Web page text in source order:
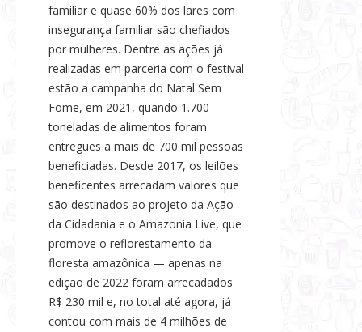
familiar e quase 60% dos lares com
insegurança familiar são chefiados
por mulheres. Dentre as ações já
realizadas em parceria com o festival
estão a campanha do Natal Sem
Fome, em 2021, quando 1.700
toneladas de alimentos foram
entregues a mais de 700 mil pessoas
beneficiadas. Desde 2017, os leilões
beneficentes arrecadam valores que
são destinados ao projeto da Ação
da Cidadania e o Amazonia Live, que
promove o reflorestamento da
floresta amazônica — apenas na
edição de 2022 foram arrecadados
R$ 230 mil e, no total até agora, já
contou com mais de 4 milhões de